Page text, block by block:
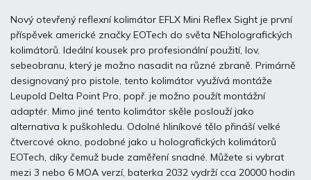
Nový otevřený reflexní kolimátor EFLX Mini Reflex Sight je první
příspěvek americké značky EOTech do světa NEholografických
kolimátorů. Ideální kousek pro profesionální použití, lov,
sebeobranu, který je možno nasadit na různé zbraně. Primárně
designovaný pro pistole, tento kolimátor využívá montáže
Leupold Delta Point Pro, popř. je možno použít montážní
adaptér. Mimo jiné tento kolimátor skěle poslouží jako
alternativa k puškohledu. Odolné hliníkové tělo přináší velké
čtvercové okno, podobné jako u holografických kolimátorů
EOTech, díky čemuž bude zaměření snadné. Můžete si vybrat
mezi 3 nebo 6 MOA verzí, baterka 2032 vydrží cca 20000 hodin